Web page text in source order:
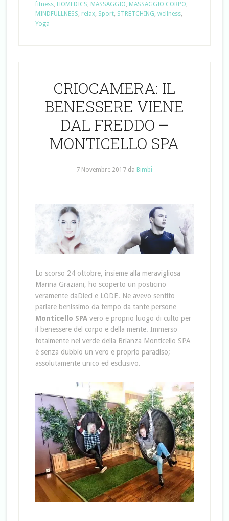
fitness, HOMEDICS, MASSAGGIO, MASSAGGIO CORPO,
MINDFULLNESS, relax, Sport, STRETCHING, wellness,
Yoga
CRIOCAMERA: IL
BENESSERE VIENE
DAL FREDDO –
MONTICELLO SPA
7 Novembre 2017 da Bimbi
Lo scorso 24 ottobre, insieme alla meravigliosa
Marina Graziani, ho scoperto un posticino
veramente daDieci e LODE. Ne avevo sentito
parlare benissimo da tempo da tante persone…
Monticello SPAvero e proprio luogo di culto per
il benessere del corpo e della mente. Immerso
totalmente nel verde della Brianza Monticello SPA
è senza dubbio un vero e proprio paradiso;
assolutamente unico ed esclusivo.